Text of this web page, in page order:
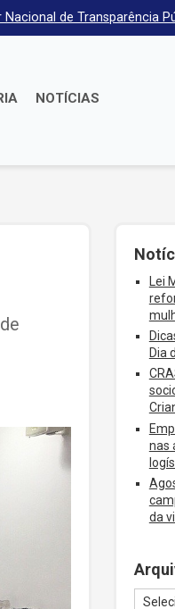
Nacional de Transparência
NOTÍCIAS
Lei
Dia
nas
da